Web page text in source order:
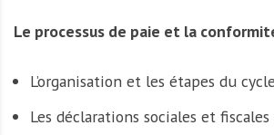
Le processus de paie et la
L’organisation et les étapes du
Les déclarations sociales et